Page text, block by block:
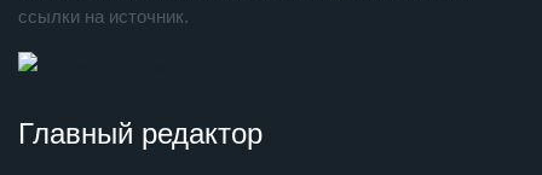
ссылки на источник.
Главный редактор